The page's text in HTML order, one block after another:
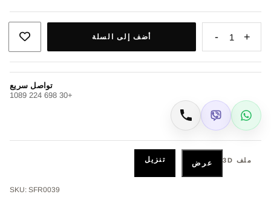
+
1
- أضف إلى السلة
تواصل سريع
+30 698 224 1089
WhatsApp
Viber اتصال
ملف 3D عرض تنزيل
SKU: SFR0039